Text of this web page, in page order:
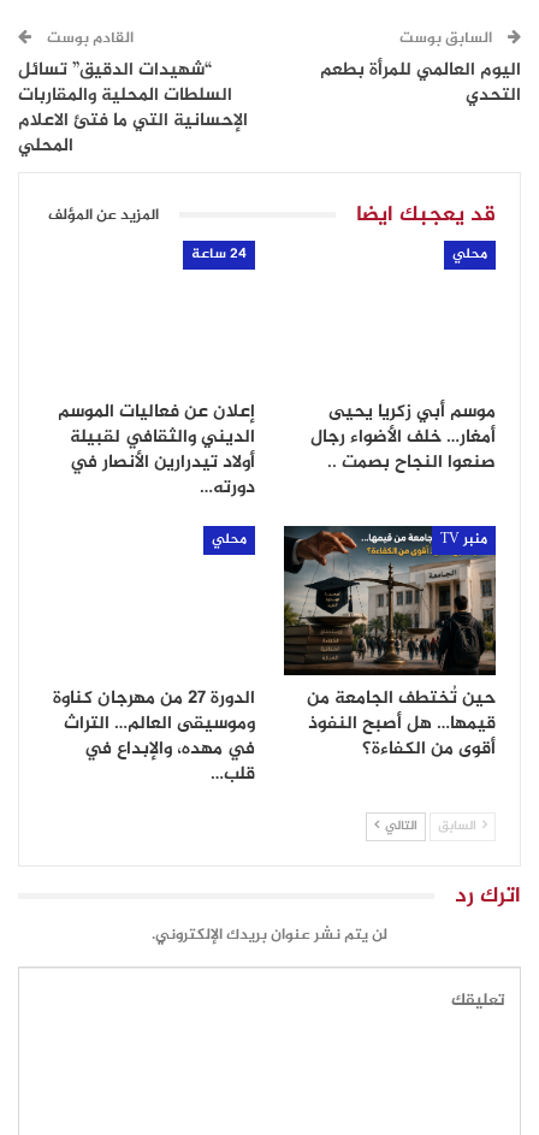
السابق بوست
اليوم العالمي للمرأة بطعم
التحدي
القادم بوست
“شهيدات الدقيق” تسائل
السلطات المحلية والمقاربات
الإحسانية التي ما فتئ الاعلام
المحلي
قد يعجبك ايضا المزيد عن المؤلف
محلي
موسم أبي زكريا يحيى
أمغار… خلف الأضواء رجال
صنعوا النجاح بصمت ..
24 ساعة
إعلان عن فعاليات الموسم
الديني والثقافي لقبيلة
أولاد تيدرارين الأنصار في
دورته…
منبر TV
حين تُختطف الجامعة من
قيمها… هل أصبح النفوذ
أقوى من الكفاءة؟
محلي
الدورة 27 من مهرجان كناوة
وموسيقى العالم… التراث
في مهده، والإبداع في
قلب…
السابق التالي
اترك رد
لن يتم نشر عنوان بريدك الإلكتروني.